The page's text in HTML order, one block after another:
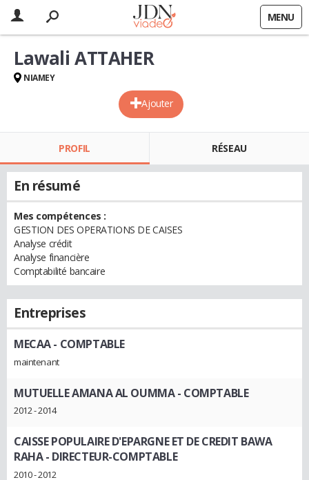
MENU
Ajouter
Lawali ATTAHER
NIAMEY
PROFIL RÉSEAU
En résumé
Mes compétences :
GESTION DES OPERATIONS DE CAISES
Analyse crédit
Analyse financière
Comptabilité bancaire
Entreprises
MECAA- COMPTABLE
maintenant
MUTUELLE AMANA AL OUMMA- COMPTABLE
2012 - 2014
CAISSE POPULAIRE D'EPARGNE ET DE CREDIT BAWA
RAHA- DIRECTEUR-COMPTABLE
2010 - 2012